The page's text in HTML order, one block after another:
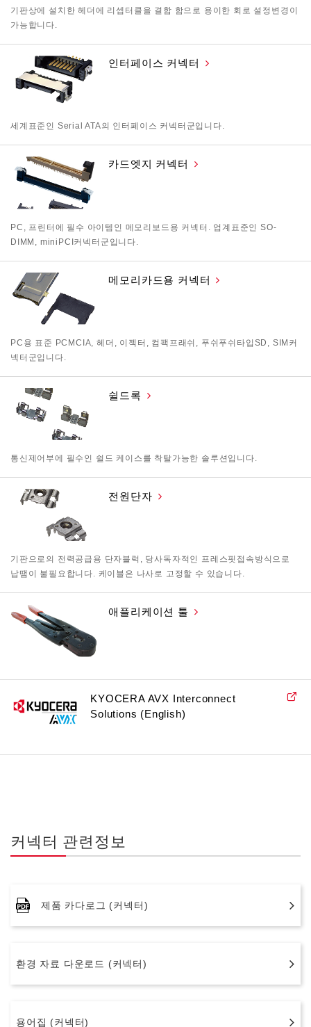
기판상에 설치한 헤더에 리셉터클을 결합 함으로 용이한 회로 설정변경이
가능합니다.
인터페이스 커넥터
세계표준인 Serial ATA의 인터페이스 커넥터군입니다.
카드엣지 커넥터
PC, 프린터에 필수 아이템인 메모리보드용 커넥터. 업계표준인 SO-
DIMM, miniPCI커넥터군입니다.
메모리카드용 커넥터
PC용 표준 PCMCIA, 헤더, 이젝터, 컴팩프래쉬, 푸쉬푸쉬타입SD, SIM커
넥터군입니다.
쉴드록
통신제어부에 필수인 쉴드 케이스를 착탈가능한 솔루션입니다.
전원단자
기판으로의 전력공급용 단자블럭, 당사독자적인 프레스핏접속방식으로
납땜이 불필요합니다. 케이블은 나사로 고정할 수 있습니다.
애플리케이션 툴
KYOCERA AVX Interconnect
Solutions (English)
커넥터 관련정보
제품 카다로그 (커넥터)
환경 자료 다운로드 (커넥터)
용어집 (커넥터)